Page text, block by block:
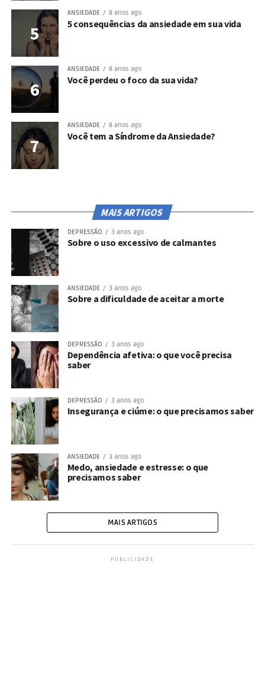
ANSIEDADE 8 anos ago
5 consequências da ansiedade em sua vida
ANSIEDADE 8 anos ago
Você perdeu o foco da sua vida?
ANSIEDADE 8 anos ago
Você tem a Síndrome da Ansiedade?
MAIS ARTIGOS
DEPRESSÃO 3 anos ago
Sobre o uso excessivo de calmantes
ANSIEDADE 3 anos ago
Sobre a dificuldade de aceitar a morte
DEPRESSÃO 3 anos ago
Dependência afetiva: o que você precisa
saber
DEPRESSÃO 3 anos ago
Insegurança e ciúme: o que precisamos saber
ANSIEDADE 3 anos ago
Medo, ansiedade e estresse: o que
precisamos saber
MAIS ARTIGOS
PUBLICIDADE